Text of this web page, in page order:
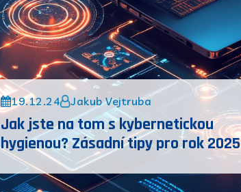
19.12.24 Jakub Vejtruba
Jak jste na tom s kybernetickou
hygienou? Zásadní tipy pro rok 2025